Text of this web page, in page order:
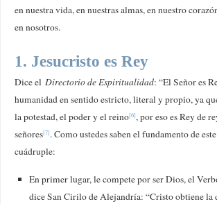
en nuestra vida, en nuestras almas, en nuestro
en nosotros.
1. Jesucristo es Rey
Dice el Directorio de Espiritualidad: “El Señor es
humanidad en sentido estricto, literal y propio, ya
la potestad, el poder y el reino[6], por eso es Rey de
señores[7]. Como ustedes saben el fundamento de
cuádruple:
En primer lugar, le compete por ser Dios, el
dice San Cirilo de Alejandría: “Cristo obtiene la